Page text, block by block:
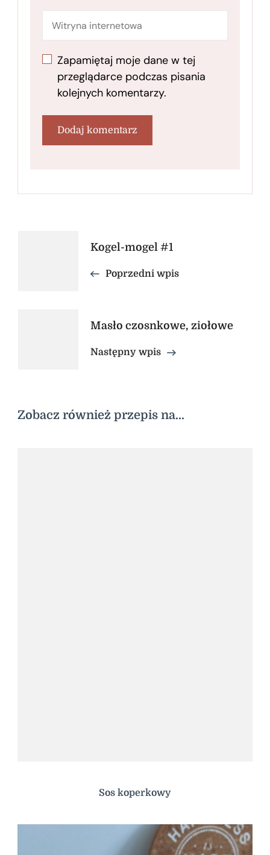
Zapamiętaj moje dane w tej
przeglądarce podczas pisania
kolejnych komentarzy.
NawigacjaKogel-mogel #1
Poprzedni wpis
Masło czosnkowe, ziołowe
Następny wpis
Zobacz również przepis na...
Sos koperkowy